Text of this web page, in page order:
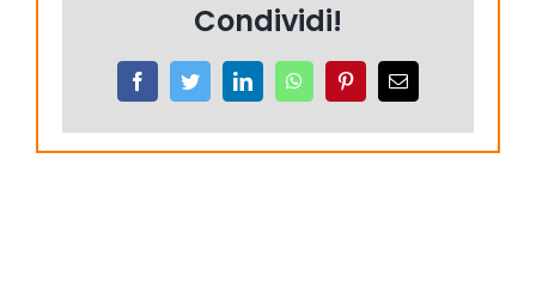
Condividi!
FacebookTwitterLinkedInWhatsAppPinterestEmail